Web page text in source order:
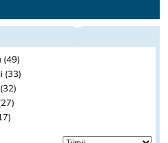
(49)
(33)